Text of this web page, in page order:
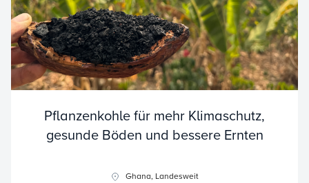
Pflanzenkohle für mehr Klimaschutz,
gesunde Böden und bessere Ernten
Ghana, Landesweit